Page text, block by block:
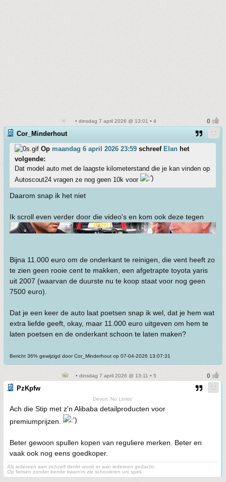
• dinsdag 7 april 2026 @ 13:01 • 4
Cor_Minderhout
Op maandag 6 april 2026 23:59 schreef Elan het
volgende:
Dat model auto met de laagste kilometerstand die je kan vinden op
Autoscout24 vragen ze nog geen 10k voor
Daarom snap ik het niet
Ik scroll even verder door die video's en kom ook deze tegen
Bijna 11.000 euro om de onderkant te reinigen, die vent heeft zo
te zien geen rooie cent te makken, een afgetrapte toyota yaris
uit 2007 (waarvan de duurste nu te koop staat voor nog geen
7500 euro).
Dat je een keer de auto laat poetsen snap ik wel, dat je hem wat
extra liefde geeft, okay, maar 11.000 euro uitgeven om hem te
laten poetsen en de onderkant schoon te laten maken?
Bericht 36% gewijzigd door Cor_Minderhout op 07-04-2026 13:07:31
• dinsdag 7 april 2026 @ 13:11 • 5
PzKpfw
Devon 'No Limits'
Ach die Stip met z'n Alibaba detailproducten voor
premiumprijzen.
Beter gewoon spullen kopen van reguliere merken. Beter en
vaak ook nog eens goedkoper.
Als iedereen aan zichzelf denkt wordt er aan iedereen gedacht.
Op fietsen zonder bende kwam'm zie schooieren um spek